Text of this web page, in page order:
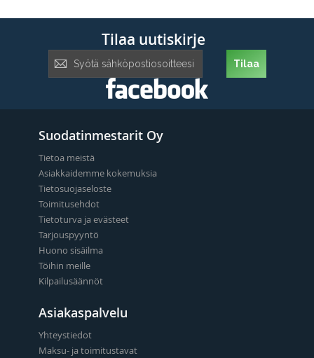
Tilaa uutiskirje
uutiskirje:
Tilaa
Suodatinmestarit Oy
Tietoa meistä
Asiakkaidemme kokemuksia
Tietosuojaseloste
Toimitusehdot
Tietoturva ja evästeet
Tarjouspyyntö
Huono sisäilma
Töihin meille
Kilpailusäännöt
Asiakaspalvelu
Yhteystiedot
Maksu- ja toimitustavat